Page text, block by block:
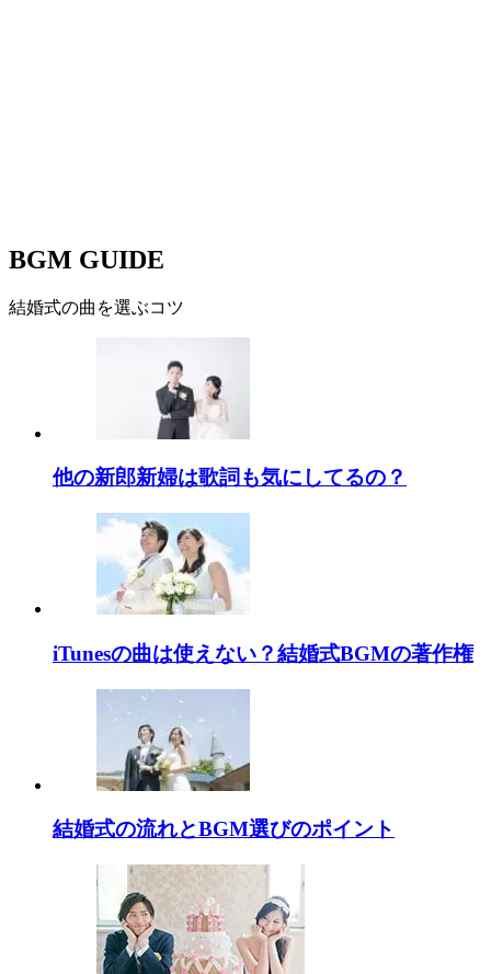
BGM GUIDE
結婚式の曲を選ぶコツ
他の新郎新婦は歌詞も気にしてるの？
iTunesの曲は使えない？結婚式BGMの著作権
結婚式の流れとBGM選びのポイント